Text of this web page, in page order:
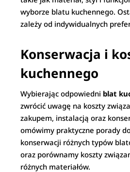
wyborze blatu kuchennego.
zależy od indywidualnych
Konserwacja i
kuchennego
Wybierając odpowiedni blat
zwrócić uwagę na koszty
zakupem, instalacją oraz
omówimy praktyczne porady
konserwacji różnych typów
oraz porównamy koszty
różnych materiałów.